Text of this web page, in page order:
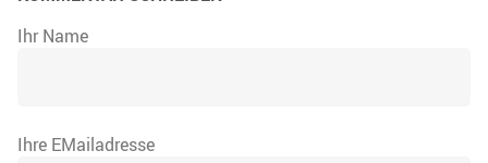
Ihr Name
Ihre EMailadresse